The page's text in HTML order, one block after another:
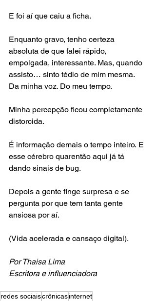
E foi aí que caiu a ficha.
Enquanto gravo, tenho certeza
absoluta de que falei rápido,
empolgada, interessante. Mas, quando
assisto… sinto tédio de mim mesma.
Da minha voz. Do meu tempo.
Minha percepção ficou completamente
distorcida.
É informação demais o tempo inteiro. E
esse cérebro quarentão aqui já tá
dando sinais de bug.
Depois a gente finge surpresa e se
pergunta por que tem tanta gente
ansiosa por aí.
(Vida acelerada e cansaço digital).
Por Thaisa Lima
Escritora e influenciadora
redes sociaiscrônicasinternet